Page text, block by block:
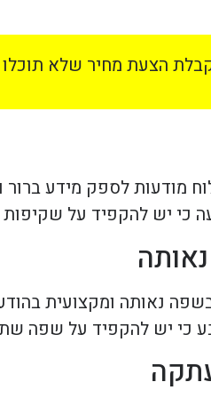
הצעת מחיר שלא
מודעות לספק מידע
כי יש להקפיד על
נאותה ומקצועית
יש להקפיד על שפה